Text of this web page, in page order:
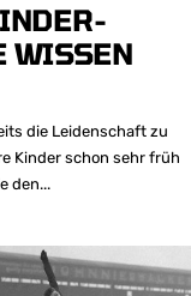
WISSEN
die Leidenschaft zu
Kinder schon sehr früh
den...